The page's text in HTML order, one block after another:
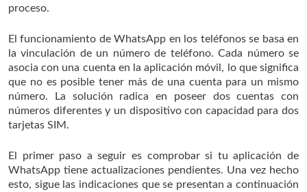
proceso.
El funcionamiento de WhatsApp en los teléfonos se basa en
la vinculación de un número de teléfono. Cada número se
asocia con una cuenta en la aplicación móvil, lo que significa
que no es posible tener más de una cuenta para un mismo
número. La solución radica en poseer dos cuentas con
números diferentes y un dispositivo con capacidad para dos
tarjetas SIM.
El primer paso a seguir es comprobar si tu aplicación de
WhatsApp tiene actualizaciones pendientes. Una vez hecho
esto, sigue las indicaciones que se presentan a continuación